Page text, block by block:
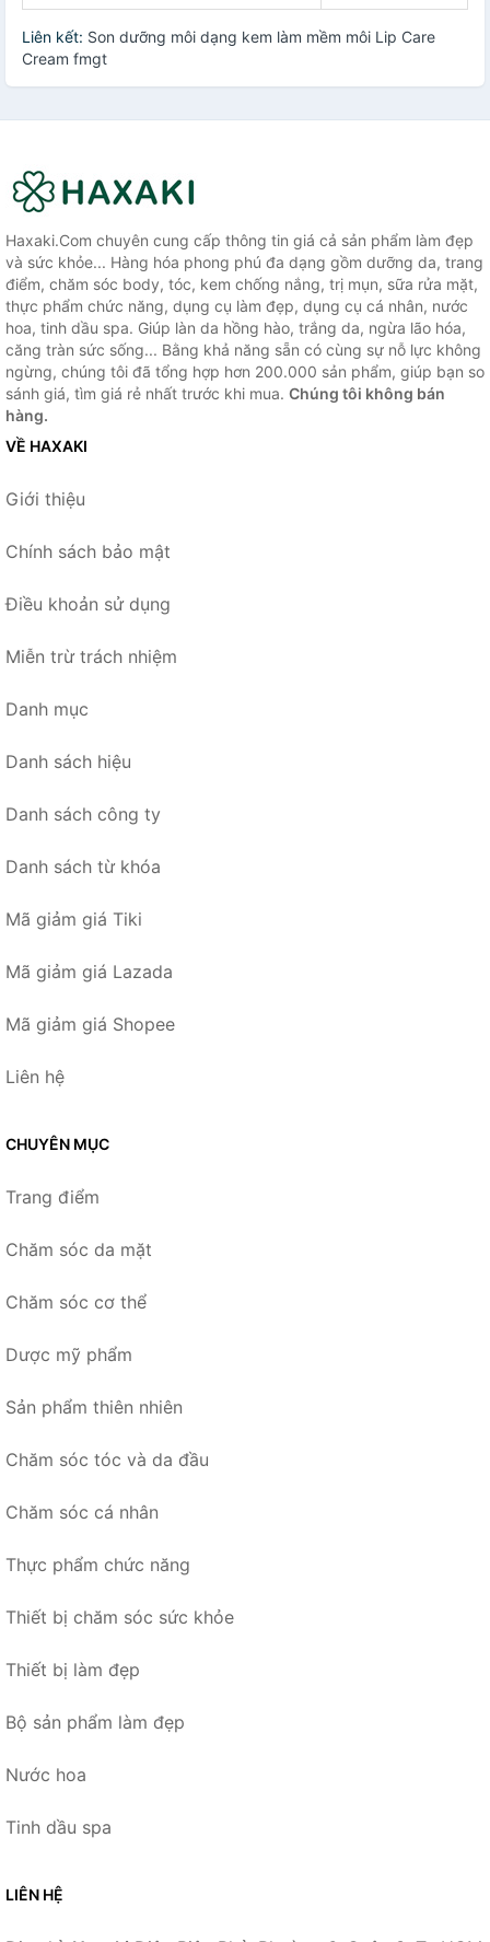
Liên kết: Son dưỡng môi dạng kem làm mềm môi Lip Care
Cream fmgt
Haxaki.Com chuyên cung cấp thông tin giá cả sản phẩm làm đẹp
và sức khỏe... Hàng hóa phong phú đa dạng gồm dưỡng da, trang
điểm, chăm sóc body, tóc, kem chống nắng, trị mụn, sữa rửa mặt,
thực phẩm chức năng, dụng cụ làm đẹp, dụng cụ cá nhân, nước
hoa, tinh dầu spa. Giúp làn da hồng hào, trắng da, ngừa lão hóa,
căng tràn sức sống... Bằng khả năng sẵn có cùng sự nỗ lực không
ngừng, chúng tôi đã tổng hợp hơn 200.000 sản phẩm, giúp bạn so
sánh giá, tìm giá rẻ nhất trước khi mua. Chúng tôi không bán
hàng.
VỀ HAXAKI
Giới thiệu
Chính sách bảo mật
Điều khoản sử dụng
Miễn trừ trách nhiệm
Danh mục
Danh sách hiệu
Danh sách công ty
Danh sách từ khóa
Mã giảm giá Tiki
Mã giảm giá Lazada
Mã giảm giá Shopee
Liên hệ
CHUYÊN MỤC
Trang điểm
Chăm sóc da mặt
Chăm sóc cơ thể
Dược mỹ phẩm
Sản phẩm thiên nhiên
Chăm sóc tóc và da đầu
Chăm sóc cá nhân
Thực phẩm chức năng
Thiết bị chăm sóc sức khỏe
Thiết bị làm đẹp
Bộ sản phẩm làm đẹp
Nước hoa
Tinh dầu spa
LIÊN HỆ